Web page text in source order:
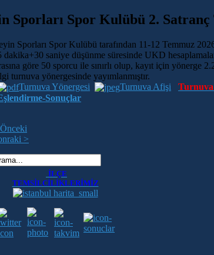
Sporları Spor Kulübü 2. Satranç
Sporları Spor Kulübü tarafından 11-12 Temmuz
dakika+30 saniye düşünme süresinde UKD
göre 50 sporcu ile sınırlı olup, kayıt için yönerge
turnuva yönergesinde yayımlanmıştır.
Turnuva Yönergesi
Turnuva Afişi
Sonuçlar
>
İLÇE
TEMSİLCİLİKLERİMİZ